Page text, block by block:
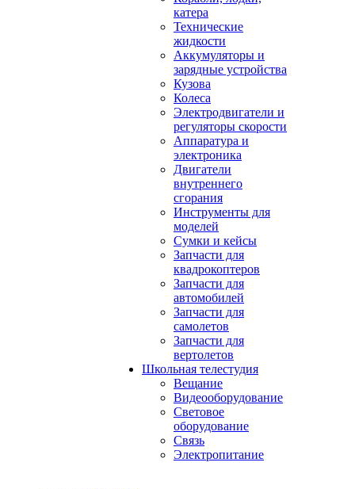
катера
Технические
жидкости
Аккумуляторы и
зарядные устройства
Кузова
Колеса
Электродвигатели и
регуляторы скорости
Аппаратура и
электроника
Двигатели
внутреннего
сгорания
Инструменты для
моделей
Сумки и кейсы
Запчасти для
квадрокоптеров
Запчасти для
автомобилей
Запчасти для
самолетов
Запчасти для
вертолетов
Школьная телестудия
Вещание
Видеооборудование
Световое
оборудование
Связь
Электропитание